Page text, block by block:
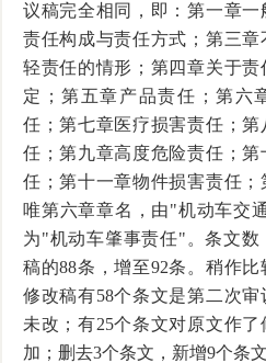
议稿完全相同，即：第一章一
责任构成与责任方式；第三章
轻责任的情形；第四章关于责
定；第五章产品责任；第六
任；第七章医疗损害责任；第
任；第九章高度危险责任；第
任；第十一章物件损害责任；
唯第六章章名，由"机动车交
为"机动车肇事责任"。条文数
稿的88条，增至92条。稍作比
修改稿有58个条文是第二次
未改；有25个条文对原文作
加；删去3个条文，新增9个条文